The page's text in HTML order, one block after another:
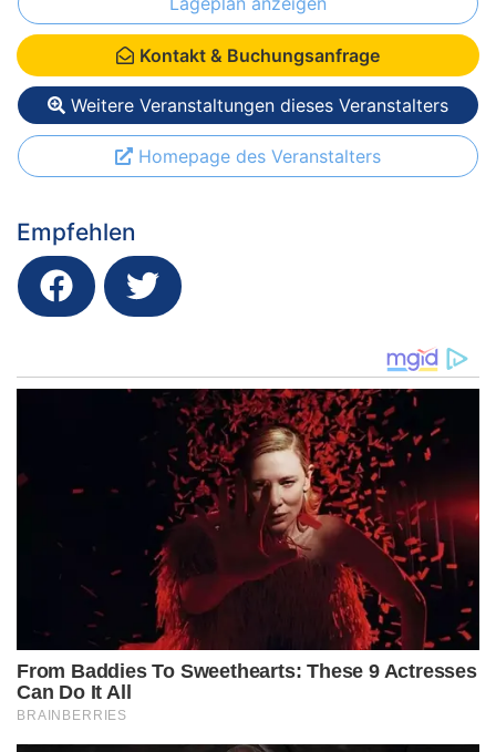
Kontakt & Buchungsanfrage
Weitere Veranstaltungen dieses Veranstalters
Homepage des Veranstalters
Empfehlen